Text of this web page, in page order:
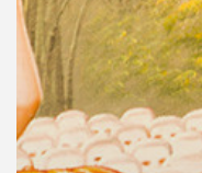
เพลง
บทความ